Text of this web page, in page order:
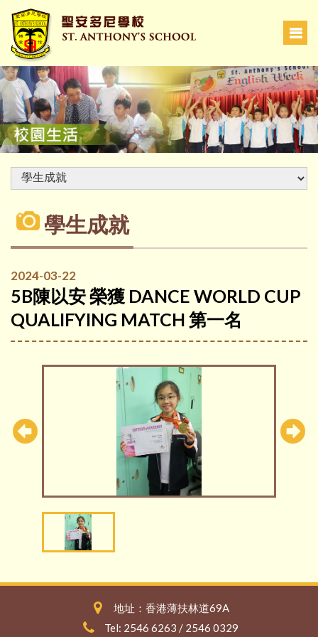
學生成就
2024-03-22
5B陳以安 榮獲 DANCE WORLD CUP
QUALIFYING MATCH 第一名
地址：香港薄扶林道69A
Tel: 2546 6263 / 2546 0329